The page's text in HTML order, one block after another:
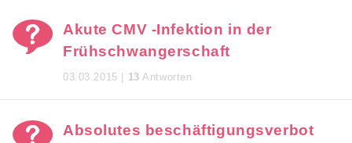
Akute CMV -Infektion in der
Frühschwangerschaft
03.03.2015 | 13 Antworten
Absolutes beschäftigungsverbot